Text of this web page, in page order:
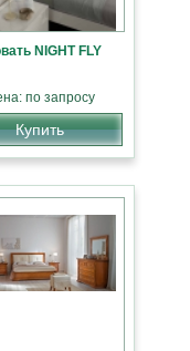
NIGHT FLY
по запросу
Купить